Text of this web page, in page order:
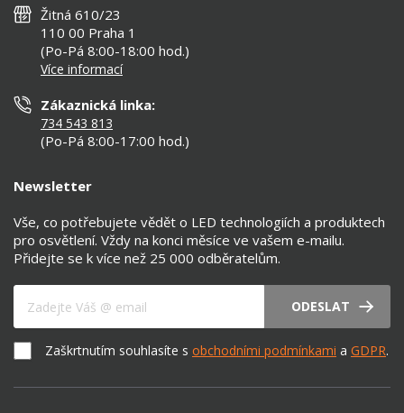
Než koupíte
Osvětlení dle místnosti
Zásady ochrany soukromí
Nastavení cookies
Prohlášení o přístupnosti
Žitná 610/23
110 00 Praha 1
(Po-Pá 8:00-18:00 hod.)
Více informací
Zákaznická linka:
734 543 813
(Po-Pá 8:00-17:00 hod.)
Newsletter
Vše, co potřebujete vědět o LED technologiích a produktech
pro osvětlení. Vždy na konci měsíce ve vašem e-mailu.
Přidejte se k více než 25 000 odběratelům.
ODESLAT
Zaškrtnutím souhlasíte s obchodními podmínkami a GDPR.